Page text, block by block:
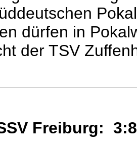
dürfen in
der TSV
Freiburg: